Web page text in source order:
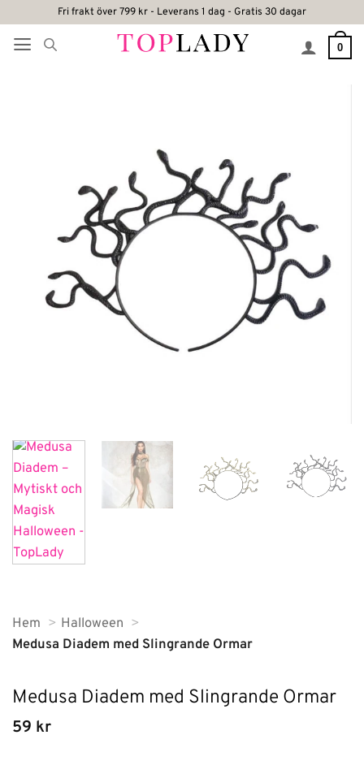
content
Fri frakt över 799 kr - Leverans 1 dag - Gratis 30 dagar
0
Hem
Halloween
Medusa Diadem med Slingrande Ormar
Medusa Diadem med Slingrande Ormar
59 kr